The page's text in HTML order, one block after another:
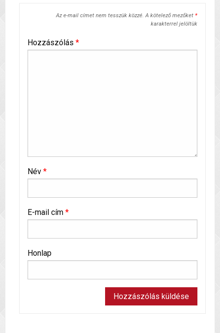
Az e-mail címet nem tesszük közzé. A kötelező mezőket *
karakterrel jelöltük
Hozzászólás *
Név *
E-mail cím *
Honlap